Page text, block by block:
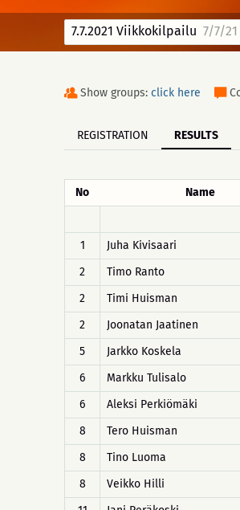
7.7.2021 Viikkokilpailu 7/7/21
Show groups: click here
REGISTRATION RESULTS
No Name
1
Juha Kivisaari
2
Timo Ranto
2
Timi Huisman
2
Joonatan Jaatinen
5
Jarkko Koskela
6
Markku Tulisalo
6
Aleksi Perkiömäki
8
Tero Huisman
8
Tino Luoma
8
Veikko Hilli